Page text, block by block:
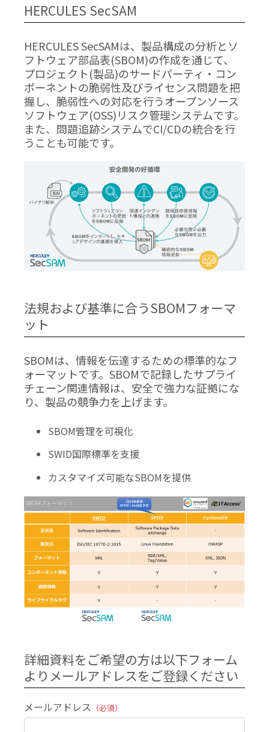
HERCULES SecSAM
HERCULES SecSAMは、製品構成の分析とソ
フトウェア部品表(SBOM)の作成を通じて、
プロジェクト(製品)のサードパーティ・コン
ポーネントの脆弱性及びライセンス問題を把
握し、脆弱性への対応を行うオープンソース
ソフトウェア(OSS)リスク管理システムです。
また、問題追跡システムでCI/CDの統合を行
うことも可能です。
法規および基準に合うSBOMフォーマ
ット
SBOMは、情報を伝達するための標準的なフ
ォーマットです。SBOMで記録したサプライ
チェーン関連情報は、安全で強力な証拠にな
り、製品の競争力を上げます。
SBOM管理を可視化
SWID国際標準を支援
カスタマイズ可能なSBOMを提供
詳細資料をご希望の方は以下フォーム
よりメールアドレスをご登録ください
メールアドレス （必須）